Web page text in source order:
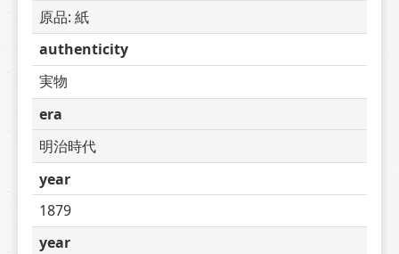
原品: 紙
authenticity
実物
era
明治時代
year
1879
year